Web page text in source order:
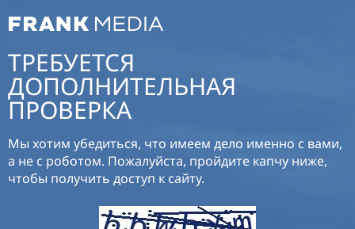
ТРЕБУЕТСЯ
ДОПОЛНИТЕЛЬНАЯ
ПРОВЕРКА
Мы хотим убедиться, что имеем дело именно с вами,
а не с роботом. Пожалуйста, пройдите капчу ниже,
чтобы получить доступ к сайту.